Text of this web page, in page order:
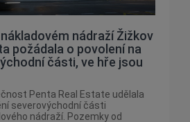
nádraží Žižkov
požádala o povolení na
části, ve hře jsou
Penta Real Estate udělala
severovýchodní části
nádraží. Pozemky od